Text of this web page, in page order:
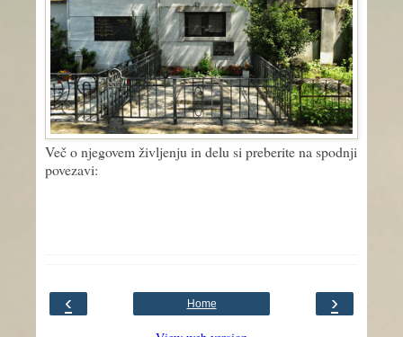
Več o njegovem življenju in delu si preberite na spodnji
povezavi:
‹ ›
Home